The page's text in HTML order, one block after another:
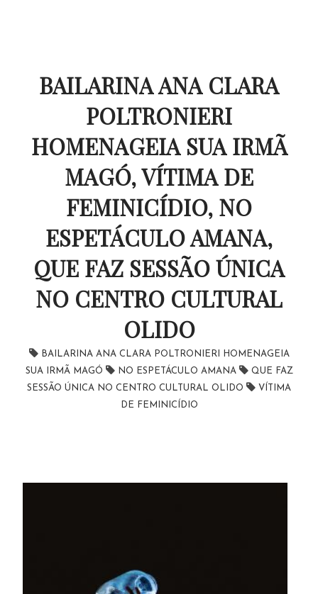
BAILARINA ANA CLARA
POLTRONIERI
HOMENAGEIA SUA IRMÃ
MAGÓ, VÍTIMA DE
FEMINICÍDIO, NO
ESPETÁCULO AMANA,
QUE FAZ SESSÃO ÚNICA
NO CENTRO CULTURAL
OLIDO
BAILARINA ANA CLARA POLTRONIERI HOMENAGEIA
SUA IRMÃ MAGÓ
NO ESPETÁCULO AMANA
QUE FAZ
SESSÃO ÚNICA NO CENTRO CULTURAL OLIDO
VÍTIMA
DE FEMINICÍDIO